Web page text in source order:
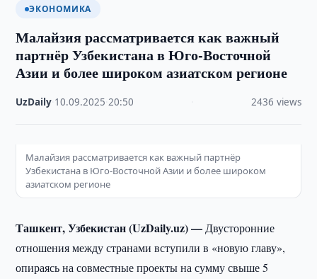
ЭКОНОМИКА
Малайзия рассматривается как важный
партнёр Узбекистана в Юго-Восточной
Азии и более широком азиатском регионе
UzDaily 10.09.2025 ·20:50 2436 views
Малайзия рассматривается как важный партнёр
Узбекистана в Юго-Восточной Азии и более широком
азиатском регионе
Ташкент, Узбекистан (UzDaily.uz) —Двусторонние
отношения между странами вступили в «новую главу»,
опираясь на совместные проекты на сумму свыше 5